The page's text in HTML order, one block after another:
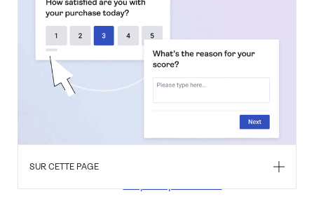
Les questions de feedback client à poser le cadre
SUR CETTE PAGE